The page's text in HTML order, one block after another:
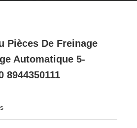
Pièces De Freinage
Automatique 5-
8944350111